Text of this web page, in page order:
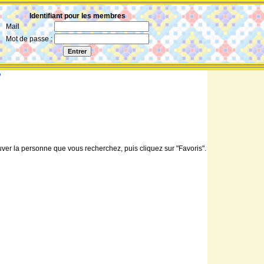
Identifiant pour les membres
Mail
Mot de passe :
la personne que vous recherchez, puis cliquez sur "Favoris".